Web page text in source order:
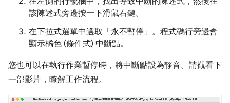
該陳述式旁邊按一下滑鼠右鍵。
在下拉式選單中選取「永不暫停」 。程式碼行旁邊會
顯示橘色 (條件式) 中斷點。
您也可以在執行作業暫停時，將中斷點設為靜音。請觀看下
一部影片，瞭解工作流程。